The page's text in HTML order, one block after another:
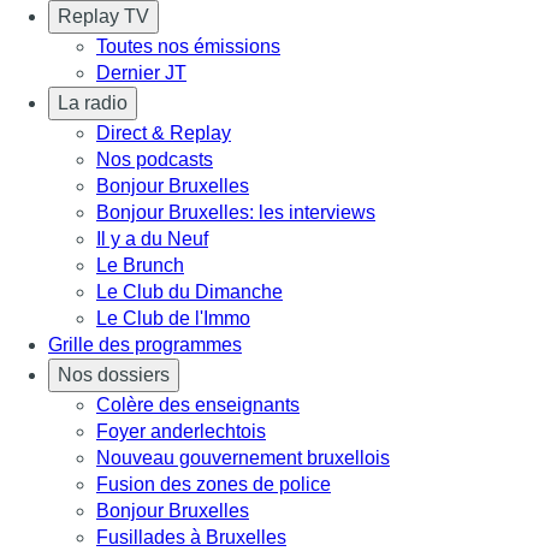
Replay TV
Toutes nos émissions
Dernier JT
La radio
Direct & Replay
Nos podcasts
Bonjour Bruxelles
Bonjour Bruxelles: les interviews
Il y a du Neuf
Le Brunch
Le Club du Dimanche
Le Club de l'Immo
Grille des programmes
Nos dossiers
Colère des enseignants
Foyer anderlechtois
Nouveau gouvernement bruxellois
Fusion des zones de police
Bonjour Bruxelles
Fusillades à Bruxelles